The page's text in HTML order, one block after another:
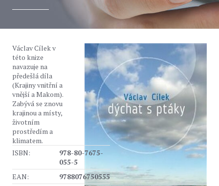
Václav Cílek v
této knize
navazuje na
předešlá díla
(Krajiny vnitřní a
vnější a Makom).
Zabývá se znovu
krajinou a místy,
životním
prostředím a
klimatem.
ISBN:
978-80-7675-
055-5
EAN:
9788076750555